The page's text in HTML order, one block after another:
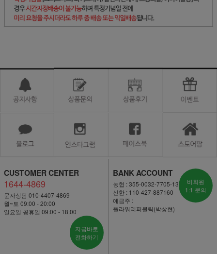
CUSTOMER CENTER
1644-4869
문자상담 010-4407-4869
월~토 09:00 - 20:00
일요일·공휴일 09:00 - 18:00
지금바로
전화하기
BANK ACCOUNT
농협 : 355-0032-7705-13
신한 : 110-427-887160
예금주 :
플라워리퍼블릭(박상현)
비회원
1:1 문의